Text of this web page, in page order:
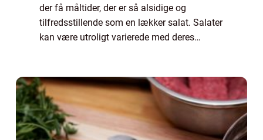
der få måltider, der er så alsidige og
tilfredsstillende som en lækker salat. Salater
kan være utroligt varierede med deres
artike...